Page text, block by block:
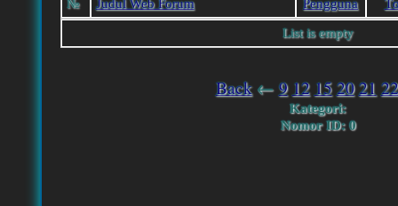
№ Judul Web Forum Pengguna
List is empty
Back← 9 12 15 20 21 22
Kategori:
Nomor ID: 0